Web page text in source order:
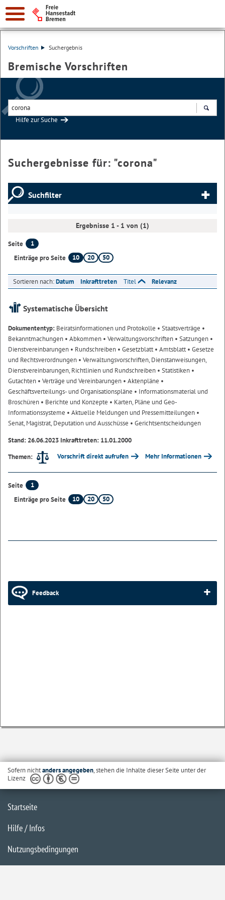
Vorschriften Suchergebnis
Bremische Vorschriften
Hilfe zur Suche
Suchergebnisse für: "corona"
Suchfilter
Ergebnisse 1 - 1 von (1)
Seite
1
Einträge pro Seite
10 20 50
Sortieren nach:Datum Inkrafttreten Titel Relevanz
Systematische Übersicht
Dokumententyp: Beiratsinformationen und Protokolle • Staatsverträge •
Bekanntmachungen • Abkommen • Verwaltungsvorschriften • Satzungen •
Dienstvereinbarungen • Rundschreiben • Gesetzblatt• Amtsblatt• Gesetze
und Rechtsverordnungen • Verwaltungsvorschriften, Dienstanweisungen,
Dienstvereinbarungen, Richtlinien und Rundschreiben • Statistiken •
Gutachten • Verträge und Vereinbarungen • Aktenpläne •
Geschäftsverteilungs- und Organisationspläne • Informationsmaterial und
Broschüren • Berichte und Konzepte • Karten, Pläne und Geo-
Informationssysteme • Aktuelle Meldungen und Pressemitteilungen •
Senat, Magistrat, Deputation und Ausschüsse • Gerichtsentscheidungen
Stand: 26.06.2023 Inkrafttreten: 11.01.2000
Themen:
Vorschrift direkt aufrufen Mehr Informationen
Seite
1
Einträge pro Seite
10 20 50
Feedback
Sofern nichtanders angegeben, stehen die Inhalte dieser Seite unter der
Lizenz
Startseite
Hilfe / Infos
Nutzungsbedingungen